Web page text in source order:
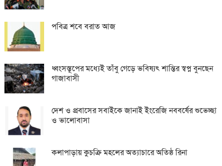
পবিত্র শবে বরাত আজ
ধ্বংসস্তূপের মধ্যেই তাঁবু গেড়ে ভবিষ্যৎ শান্তির স্বপ্ন বুনছেন
গাজাবাসী
দেশ ও প্রবাসের সবাইকে জানাই ইংরেজি নববর্ষের শুভেচ্ছা
ও ভালোবাসা
কলাপাড়ায় কুচক্রি মহলের অত্যাচারে অতিষ্ঠ রিনা